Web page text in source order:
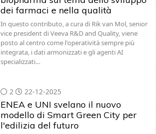
dei farmaci e nella qualità
In questo contributo, a cura di Rik van Mol, senior
vice president di Veeva R&D and Quality, viene
posto al centro come l'operatività sempre più
integrata, i dati armonizzati e gli agenti AI
specializzati…
2 22-12-2025
ENEA e UNI svelano il nuovo
modello di Smart Green City per
l'edilizia del futuro